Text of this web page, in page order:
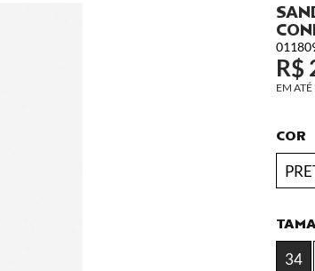
R$
COR
34